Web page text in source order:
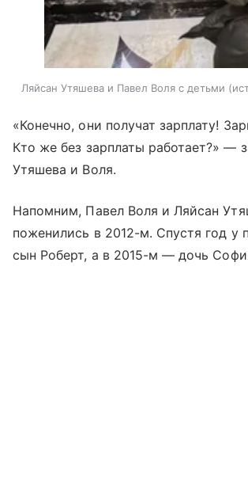
Ляйсан Утяшева и Павел Воля с детьми
«Конечно, они получат зарплату!
Кто же без зарплаты работает?» —
Утяшева и Воля.
Напомним, Павел Воля и Ляйсан
поженились в 2012-м. Спустя год у
сын Роберт, а в 2015-м — дочь